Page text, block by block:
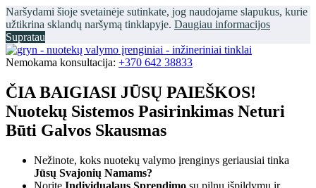
Naršydami šioje svetainėje sutinkate, jog naudojame slapukus, kurie
užtikrina sklandų naršymą tinklapyje. Daugiau informacijos
Supratau
Nemokama konsultacija: +370 642 38833
ČIA BAIGIASI JŪSŲ PAIEŠKOS!
Nuotekų Sistemos Pasirinkimas Neturi
Būti Galvos Skausmas
Nežinote, koks nuotekų valymo įrenginys geriausiai tinka
Jūsų Svajonių Namams?
Norite Individualaus Sprendimo su pilnu išpildymu ir